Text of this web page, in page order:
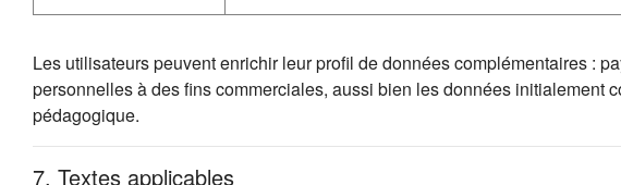
Les utilisateurs peuvent enrichir leur profil de données complémentaires :
personnelles à des fins commerciales, aussi bien les données
pédagogique.
7. Textes applicables